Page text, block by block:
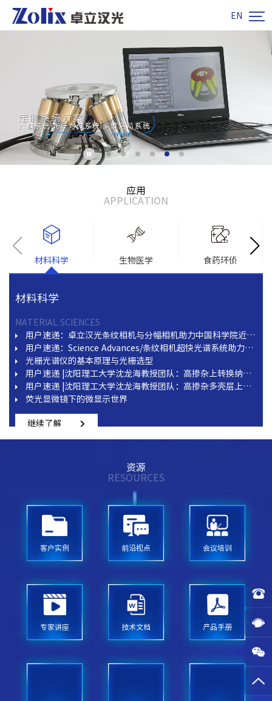
EN 
应用
APPLICATION
材料科学 生物医学 食药环侦
材料科学
MATERIAL SCIENCES
用户速递：卓立汉光条纹相机与分幅相机助力中国科学院近代物理研究所团队揭示磁化等离子体压缩过程中的反常退磁与辐射特性
用户速递：Science Advances/条纹相机超快光谱系统助力高效蓝色钙钛矿发光二极管实现创纪录效率
光栅光谱仪的基本原理与光栅选型
用户速递 |沈阳理工大学沈龙海教授团队：高掺杂上转换纳米粒子中核壳结构对晶格畸变效果的影响研究
用户速递 |沈阳理工大学沈龙海教授团队：高掺杂多壳层上转换纳米粒子中Ho3+、Yb3+组分的浓度分布对Ce3+调变钬基荧光的影响研究
荧光显微镜下的微显示世界
继续了解
生物医学
BIO & MEDICAL SCIENCES
用户速递：西电胡波Adv. Mater.：手持式SERS技术实现尿液药物残留半定量检测：蒲公英仿生‘浓度指示’试剂盒
用户速递：西电胡波Anal. Chem.：微流控-SERS联用：扭曲混合芯片与多修饰纳米探针用于单细胞无标记分析
应用案例丨红外光谱法在药品检验中的应用
扫描电子显微镜SEM与主动隔振
内窥医用拉曼光谱解决方案
继续了解
食药环侦
FOOD & PHARMACEUTICAL SCIENCES
用户速递之农药检测系列丨海南大学吴龙团队ACSSensors新成果：pAg-rGO-Au基底构建EC-SPME-SERS平台实现倍硫磷超灵敏检测
山药的拉曼光谱检测
手持1064nm拉曼光谱仪的农药快检术
热点追踪 | 违规添加剂引发铅中毒，食品安全再至风口浪尖
科技护航，油品无忧：拉曼光谱为油品安全加码
谈“油”无需色变，三维荧光指纹追踪鉴别
继续了解
环境科学
ENVIRONMENTAL SCIENCES
3D共聚焦拉曼成像技术——开启微观世界的三维化学视角
应用案例丨傅里叶变换红外光谱仪测试红外辐射率
应用方案丨傅里叶变换红外光谱测定环氧树脂固化率
一文读懂《HJ1407-2024》环境标准中的水质荧光指纹溯源
应用方案丨原子吸收光谱法测定无磷无钠水处理剂中 Fe、Ca、Mg、Si 元素含量
应用方案丨原子吸收光谱法测定水中铅、镉含量
继续了解
能源冶金矿物
ENERGY & METALLURGICAL SCIENCES
花生壳衍生碳微片@MnO₂纳米颗粒复合材料用于超长循环水系锌离子电池
Adv. Mater.中科大余彦团队：无枝晶的钠/钾金属电池
应用案例丨红外光谱在硅橡胶老化检测中的应用
激光诱导等离子体光谱技术在铀矿探测领域的应用
应用方案▕ 原子吸收法测定矿渣中Fe，Au，Ag，Cu，As，Pb，Zn等元素
拉曼光谱：精准量化微晶硅薄膜晶化率
继续了解
科学研究
FUNDAMENTAL SCIENCES & RESEARCH
增强型CCD和增强型sCMOS相机的原理与应用
主动隔振技术提高镜片干涉测量精度
高速光谱与成像技术的应用（下）
高速光学成像技术介绍（上）
继续了解
信息技术
INFORMATION TECHNOLOGIES
光波导：AR主流光学显示方案未来趋势
精准·稳定·智能——卓立汉光高端镜架与压电产品助力光镊技术与应用
NV色心—— 卓立汉光为前沿科研提供全链路光机支持
守护Micro-LED之光，点亮未来视界丨卓立汉光Micro-LED寿命测试系统
继续了解
先进制造
ADVANCED MANUFACTURING
半导体制造的纳米级守护者：主动隔振平台技术
VHG-M光栅周期测试系统开启VR/AR光学器件质效革命
光学设备在半导体制造领域的部分应用
主被动隔振方案针对Park AFM的应用简述
六轴并联机器人在VR眼镜测试中的应用
继续了解
激光加工
LASER PROCESSING
光学平台的安装环境要求及日常维护
继续了解
光通信行业
光机产品在光通信行业光纤耦合方面的应用
继续了解
资源
RESOURCES
客户实例 前沿视点 会议培训
专家讲座 技术文档 产品手册